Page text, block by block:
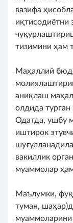
вазифа
иқтисодиётни
тизимини ҳам
Маҳаллий
аниқлаш
олдида
Одатда, ушбу
иштирок
вакиллик
муаммолар
Маълумки,
туман,